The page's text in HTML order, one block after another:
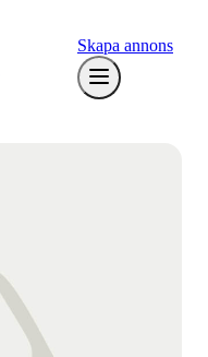
Skapa annons